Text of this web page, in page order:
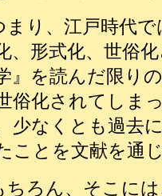
まり、江戸時代
、形式化、世俗
』を読んだ限り
俗化されてしま
少なくとも過去
ことを文献を通
ちろん、そこに